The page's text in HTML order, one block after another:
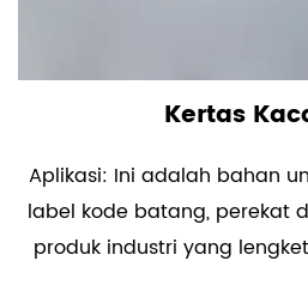
Kertas
Aplikasi: Ini adalah bahan
label kode batang, perekat
produk industri yang